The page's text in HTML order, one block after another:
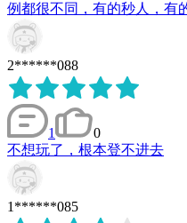
例都很不同，有的秒人，有
2******088
1
0
不想玩了，根本登不进去
1******085